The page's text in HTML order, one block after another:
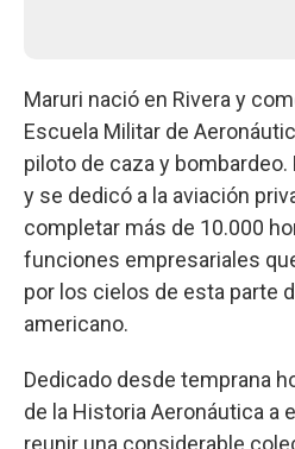
Maruri nació en Rivera y
Escuela Militar de
piloto de caza y
y se dedicó a la aviación
completar más de 10.000
funciones empresariales
por los cielos de esta parte
americano.
Dedicado desde temprana
de la Historia Aeronáutica a
reunir una considerable